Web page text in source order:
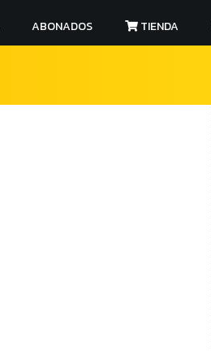
ABONADOS TIENDA